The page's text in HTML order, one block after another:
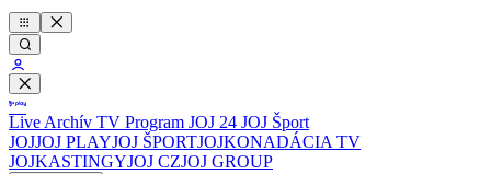
Live Archív TV Program JOJ 24 JOJ Šport
JOJJOJ PLAYJOJ ŠPORTJOJKONADÁCIA TV
JOJKASTINGYJOJ CZJOJ GROUP